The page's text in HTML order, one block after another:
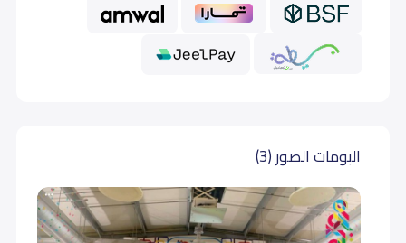
سادس إبتدائي (Grade 6)
أول متوسط (Grade 7) 54,000
البومات الصور (3)